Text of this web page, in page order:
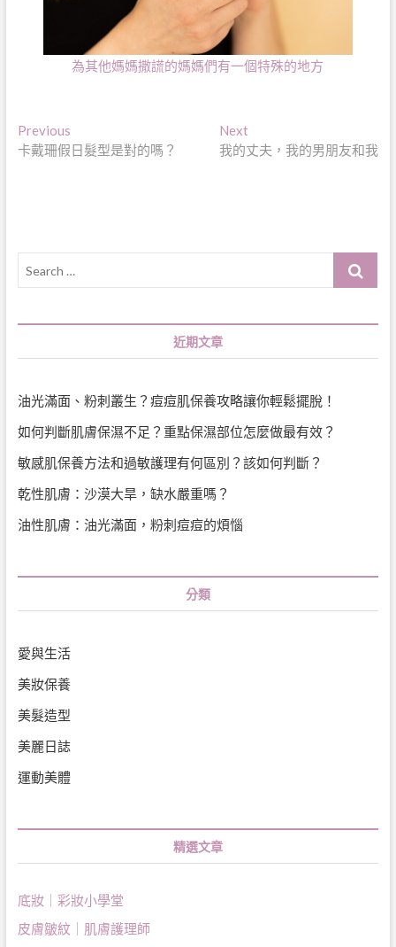
為其他媽媽撒謊的媽媽們有一個特殊的地方
文
章
PreviousPrevious
post:
卡戴珊假日髮型是對的嗎？
NextNext
post:
我的丈夫，我的男朋友和我
Search
近期文章
油光滿面、粉刺叢生？痘痘肌保養攻略讓你輕鬆擺脫！
如何判斷肌膚保濕不足？重點保濕部位怎麼做最有效？
敏感肌保養方法和過敏護理有何區別？該如何判斷？
乾性肌膚：沙漠大旱，缺水嚴重嗎？
油性肌膚：油光滿面，粉刺痘痘的煩惱
分類
愛與生活
美妝保養
美髮造型
美麗日誌
運動美體
精選文章
底妝｜彩妝小學堂
皮膚皺紋｜肌膚護理師